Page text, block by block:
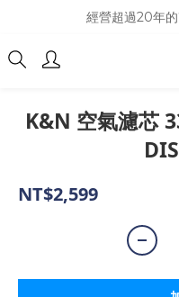
商品庫存變動快速，難免
經營超過20年
商品庫存變動快速，難免
K&N 空氣濾芯
NT$2,599